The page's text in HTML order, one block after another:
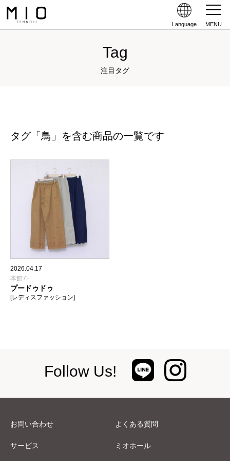
Language MENU
Tag
注目タグ
タグ「鳥」を含む商品の一覧です
2026.04.17
本館7F
プードゥドゥ
[レディスファッション]
Follow Us!
お問い合わせ よくある質問
サービス ミオホール